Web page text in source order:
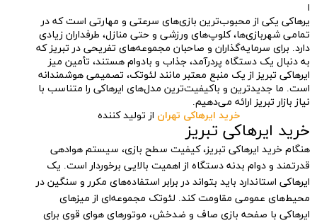
ا
یرهاکی یکی از محبوب‌ترین بازی‌های سرعتی و مهارتی است که در
تمامی شهربازی‌ها، کلوپ‌های ورزشی و حتی منازل، طرفداران زیادی
دارد. برای سرمایه‌گذاران و صاحبان مجموعه‌های تفریحی در تبریز که
به دنبال یک دستگاه پردرآمد، جذاب و بادوام هستند، تأمین میز
ایرهاکی تبریز از یک منبع معتبر مانند لئوتک، تصمیمی هوشمندانه
است. ما جدیدترین و باکیفیت‌ترین مدل‌های ایرهاکی را متناسب با
نیاز بازار تبریز ارائه می‌دهیم.
خرید ایرهاکی تهران از تولید کننده
خرید ایرهاکی تبریز
هنگام خرید ایرهاکی تبریز، کیفیت سطح بازی، سیستم هوادهی
قدرتمند و دوام بدنه دستگاه از اهمیت بالایی برخوردار است. یک
ایرهاکی استاندارد باید بتواند در برابر استفاده‌های مکرر و سنگین در
محیط‌های عمومی مقاومت کند. لئوتک مجموعه‌ای از میزهای
ایرهاکی با صفحه بازی صاف و ضدخش، موتورهای هوای قوی برای